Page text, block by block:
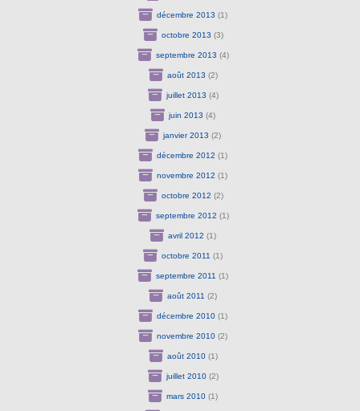
décembre 2013 (1)
octobre 2013 (3)
septembre 2013 (4)
août 2013 (2)
juillet 2013 (4)
juin 2013 (4)
janvier 2013 (2)
décembre 2012 (1)
novembre 2012 (1)
octobre 2012 (2)
septembre 2012 (1)
avril 2012 (1)
octobre 2011 (1)
septembre 2011 (1)
août 2011 (2)
décembre 2010 (1)
novembre 2010 (2)
août 2010(1)
juillet 2010(2)
mars 2010 (1)